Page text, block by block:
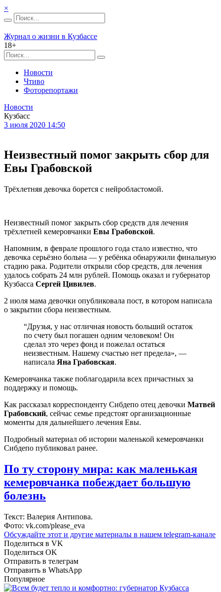
×
Журнал о жизни в Кузбассе
18+
Новости
Чтиво
Фоторепортажи
Новости
Кузбасс
3 июля 2020 14:50
Неизвестный помог закрыть сбор для
Евы Грабовской
Трёхлетняя девочка борется с нейробластомой.
Неизвестный помог закрыть сбор средств для лечения
трёхлетней кемеровчанки Евы Грабовской.
Напомним, в феврале прошлого года стало известно, что
девочка серьёзно больна — у ребёнка обнаружили финальную
стадию рака. Родители открыли сбор средств, для лечения
удалось собрать 24 млн рублей. Помощь оказал и губернатор
Кузбасса Сергей Цивилев.
2 июля мама девочки опубликовала пост, в котором написала
о закрытии сбора неизвестным.
“Друзья, у нас отличная новость больший остаток
по счету был погашен одним человеком! Он
сделал это через фонд и пожелал остаться
неизвестным. Нашему счастью нет предела», —
написала Яна Грабовская.
Кемеровчанка также поблагодарила всех причастных за
поддержку и помощь.
Как рассказал корреспонденту Сибдепо отец девочки Матвей
Грабовский, сейчас семье предстоят организационные
моменты для дальнейшего лечения Евы.
Подробный материал об истории маленькой кемеровчанки
Сибдепо публиковал ранее.
По ту сторону мира: как маленькая
кемеровчанка побеждает большую
болезнь
Текст: Валерия Антипова.
Фото: vk.com/please_eva
Обсуждайте этот и другие материалы в нашем telegram-канале
Поделиться в VK
Поделиться OK
Отправить в телеграм
Отправить в WhatsApp
Популярное